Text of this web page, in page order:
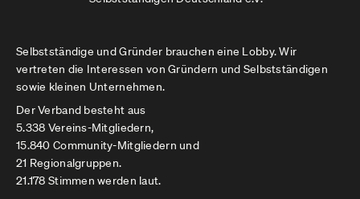
Selbstständige und Gründer brauchen eine Lobby. Wir
vertreten die Interessen von Gründern und Selbstständigen
sowie kleinen Unternehmen.
Der Verband besteht aus
5.338 Vereins-Mitgliedern,
15.840 Community-Mitgliedern und
21 Regionalgruppen.
21.178 Stimmen werden laut.